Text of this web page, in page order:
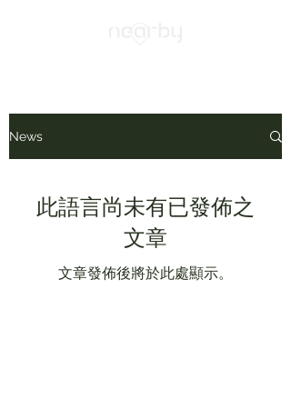
News
此語言尚未有已發佈之
文章
文章發佈後將於此處顯示。